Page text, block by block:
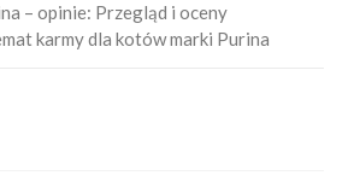
– opinie: Przegląd i oceny
karmy dla kotów marki Purina